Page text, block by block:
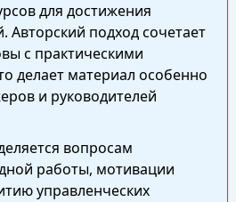
для достижения
Авторский подход сочетает
с практическими
делает материал особенно
и руководителей
вопросам
работы, мотивации
управленческих